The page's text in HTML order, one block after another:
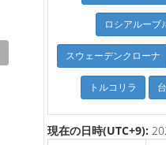
ロシアルーブ
スウェーデンクローナ
トルコリラ
現在の日時(UTC+9):